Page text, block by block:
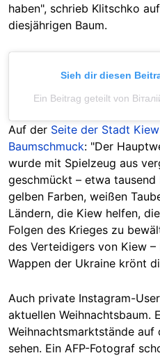
haben", schrieb Klitschko auf
diesjährigen Baum.
Sieh dir diesen
Ein Beitrag geteilt von
Auf der Seite der Stadt Kiew
Baumschmuck: "Der
wurde mit Spielzeug aus
geschmückt – etwa tausend
gelben Farben, weißen
Ländern, die Kiew helfen,
Folgen des Krieges zu
des Verteidigers von Kiew –
Wappen der Ukraine krönt
Auch private Instagram-
aktuellen Weihnachtsbaum.
Weihnachtsmarktstände auf
sehen. Ein AFP-Fotograf